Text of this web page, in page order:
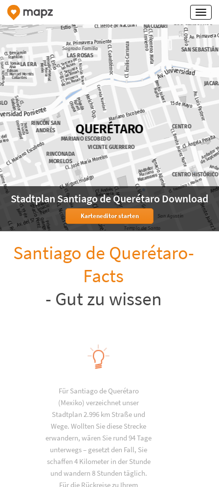
Stadtplan Santiago de Querétaro Download
Karteneditor starten
Santiago de Querétaro-
Facts
- Gut zu wissen
Für Santiago de Querétaro
(Mexiko) verzeichnet unser
Stadtplan 2.996 km Straße und
Wege. Wollten Sie diese Strecke
erwandern, wären Sie rund 94 Tage
unterwegs – gesetzt den Fall, Sie
schaffen 4 Kilometer in der Stunde
und wandern 8 Stunden täglich.
Für die Rückreise zu Ihrem